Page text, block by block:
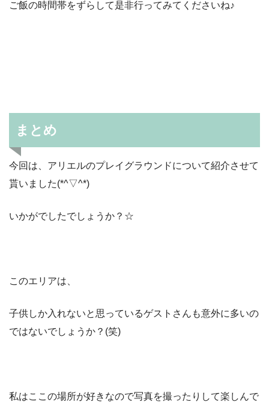
ご飯の時間帯をずらして是非行ってみてくださいね♪
まとめ
今回は、アリエルのプレイグラウンドについて紹介させて
貰いました(*^▽^*)
いかがでしたでしょうか？☆
このエリアは、
子供しか入れないと思っているゲストさんも意外に多いの
ではないでしょうか？(笑)
私はここの場所が好きなので写真を撮ったりして楽しんで